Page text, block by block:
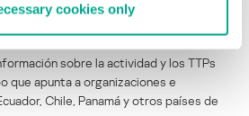
cookies only
LATAM
sobre la actividad y los TTPs
que apunta a organizaciones e
Chile, Panamá y otros países de